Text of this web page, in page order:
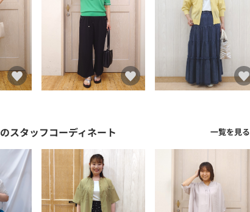
のスタッフコーディネート 一覧を見る